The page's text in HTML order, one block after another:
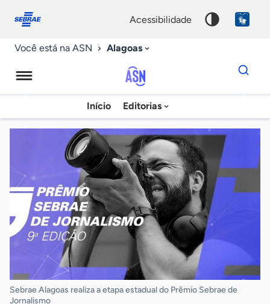
conosco
acessibilidade
Você está na ASN Alagoas
Agência
Sebrae
de
Notícias
Início Editorias
Dados
para
chave
Sebrae Alagoas realiza a etapa estadual do Prêmio Sebrae de
Jornalismo